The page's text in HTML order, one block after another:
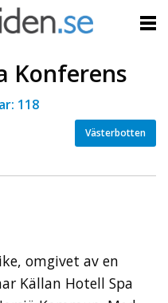
Konferens
118
Västerbotten
omgivet av en
Källan Hotell Spa